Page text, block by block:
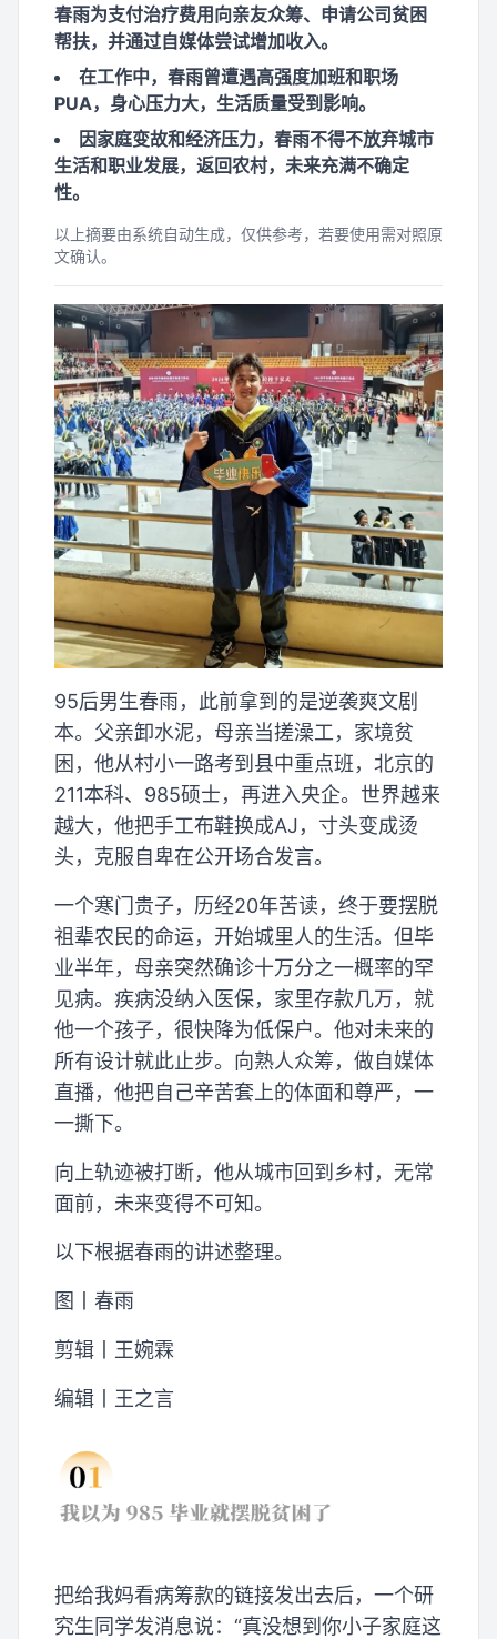
春雨为支付治疗费用向亲友众筹、申请公司贫困
帮扶，并通过自媒体尝试增加收入。
在工作中，春雨曾遭遇高强度加班和职场
PUA，身心压力大，生活质量受到影响。
因家庭变故和经济压力，春雨不得不放弃城市
生活和职业发展，返回农村，未来充满不确定
性。
以上摘要由系统自动生成，仅供参考，若要使用需对照原
文确认。
95后男生春雨，此前拿到的是逆袭爽文剧
本。父亲卸水泥，母亲当搓澡工，家境贫
困，他从村小一路考到县中重点班，北京的
211本科、985硕士，再进入央企。世界越来
越大，他把手工布鞋换成AJ，寸头变成烫
头，克服自卑在公开场合发言。
一个寒门贵子，历经20年苦读，终于要摆脱
祖辈农民的命运，开始城里人的生活。但毕
业半年，母亲突然确诊十万分之一概率的罕
见病。疾病没纳入医保，家里存款几万，就
他一个孩子，很快降为低保户。他对未来的
所有设计就此止步。向熟人众筹，做自媒体
直播，他把自己辛苦套上的体面和尊严，一
一撕下。
向上轨迹被打断，他从城市回到乡村，无常
面前，未来变得不可知。
以下根据春雨的讲述整理。
图丨春雨
剪辑丨王婉霖
编辑丨王之言
把给我妈看病筹款的链接发出去后，一个研
究生同学发消息说：“真没想到你小子家庭这